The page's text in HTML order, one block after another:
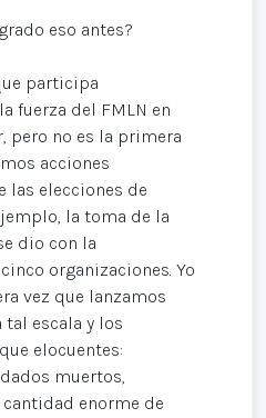
eso antes?
participa
fuerza del FMLN en
pero no es la primera
acciones
las elecciones de
la toma de la
dio con la
organizaciones. Yo
vez que lanzamos
tal escala y los
elocuentes:
muertos,
enorme de